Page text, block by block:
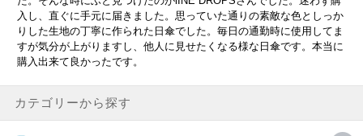
入し、直ぐに手元に届きました。思っていた通りの素敵な色としっか
りした生地の丁寧に作られた日傘でした。毎日の通勤時に使用してま
すが気分が上がりますし、他人に見せたくなる様な日傘です。本当に
購入出来て良かったです。
カテゴリーから探す